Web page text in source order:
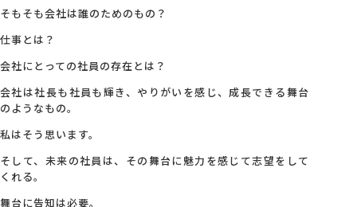
そもそも会社は誰のためのもの？
仕事とは？
会社にとっての社員の存在とは？
会社は社長も社員も輝き、やりがいを感じ、成長できる舞台
のようなもの。
私はそう思います。
そして、未来の社員は、その舞台に魅力を感じて志望をして
くれる。
舞台に告知は必要。